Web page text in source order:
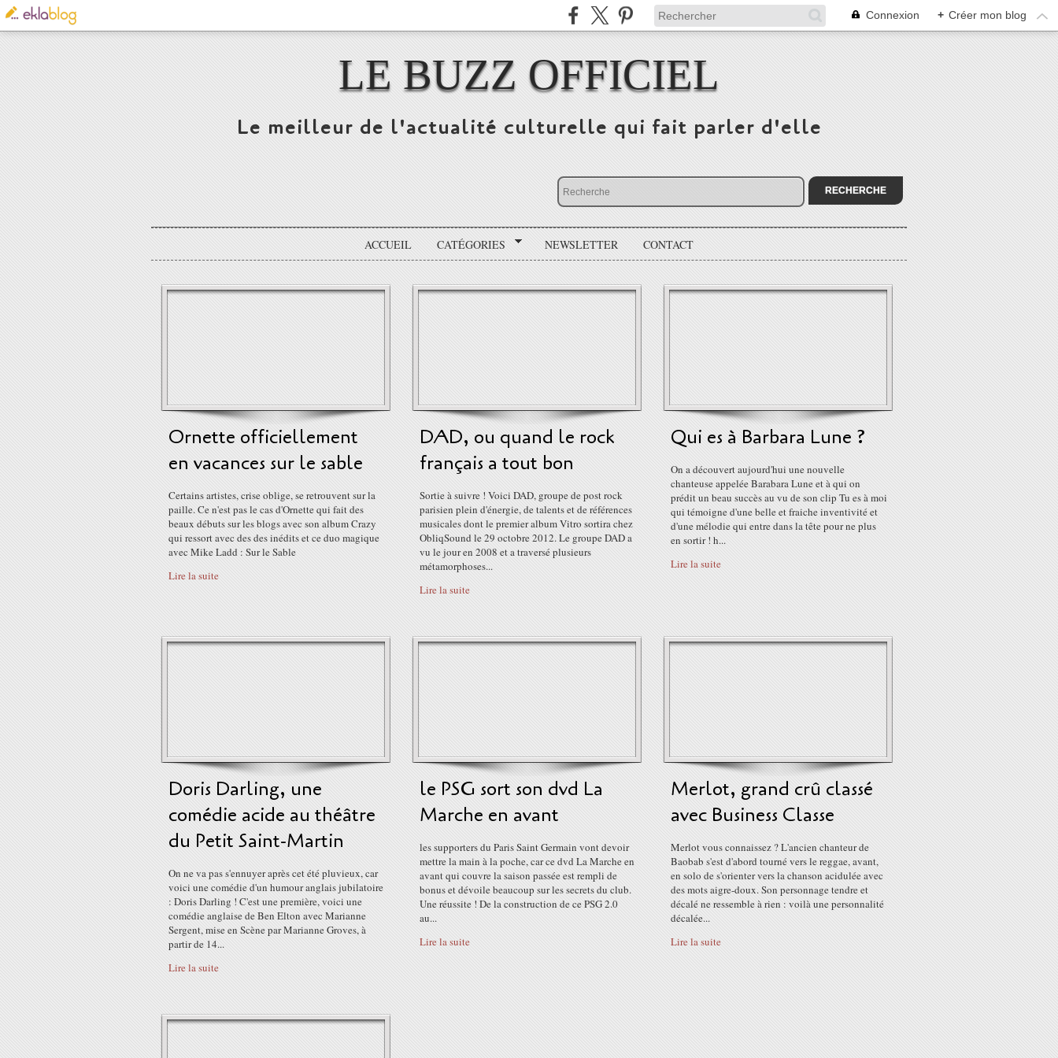
Connexion + Créer mon blog
LE BUZZ OFFICIEL
Le meilleur de l'actualité culturelle qui fait parler d'elle
ACCUEIL CATÉGORIES NEWSLETTER CONTACT
Ornette officiellement
en vacances sur le sable
Certains artistes, crise oblige, se retrouvent sur la
paille. Ce n'est pas le cas d'Ornette qui fait des
beaux débuts sur les blogs avec son album Crazy
qui ressort avec des des inédits et ce duo magique
avec Mike Ladd : Sur le Sable
Lire la suite
DAD, ou quand le rock
français a tout bon
Sortie à suivre ! Voici DAD, groupe de post rock
parisien plein d'énergie, de talents et de références
musicales dont le premier album Vitro sortira chez
ObliqSound le 29 octobre 2012. Le groupe DAD a
vu le jour en 2008 et a traversé plusieurs
métamorphoses...
Lire la suite
Qui es à Barbara Lune ?
On a découvert aujourd'hui une nouvelle
chanteuse appelée Barabara Lune et à qui on
prédit un beau succès au vu de son clip Tu es à moi
qui témoigne d'une belle et fraiche inventivité et
d'une mélodie qui entre dans la tête pour ne plus
en sortir ! h...
Lire la suite
Doris Darling, une
comédie acide au théâtre
du Petit Saint-Martin
On ne va pas s'ennuyer après cet été pluvieux, car
voici une comédie d'un humour anglais jubilatoire
: Doris Darling ! C'est une première, voici une
comédie anglaise de Ben Elton avec Marianne
Sergent, mise en Scène par Marianne Groves, à
partir de 14...
Lire la suite
le PSG sort son dvd La
Marche en avant
les supporters du Paris Saint Germain vont devoir
mettre la main à la poche, car ce dvd La Marche en
avant qui couvre la saison passée est rempli de
bonus et dévoile beaucoup sur les secrets du club.
Une réussite ! De la construction de ce PSG 2.0
au...
Lire la suite
Merlot, grand crû classé
avec Business Classe
Merlot vous connaissez ? L'ancien chanteur de
Baobab s'est d'abord tourné vers le reggae, avant,
en solo de s'orienter vers la chanson acidulée avec
des mots aigre-doux. Son personnage tendre et
décalé ne ressemble à rien : voilà une personnalité
décalée...
Lire la suite